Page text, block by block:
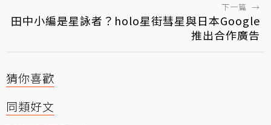
下一篇 →
田中小編是星詠者？holo星街彗星與日本Google
推出合作廣告
猜你喜歡
同類好文